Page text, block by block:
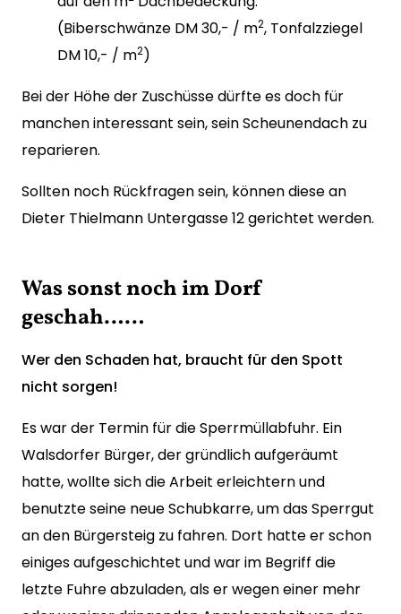
(Biberschwänze DM 30,- / m2, Tonfalzziegel
DM 10,- / m2)
Bei der Höhe der Zuschüsse dürfte es doch für
manchen interessant sein, sein Scheunendach zu
reparieren.
Sollten noch Rückfragen sein, können diese an
Dieter Thielmann Untergasse 12 gerichtet werden.
Was sonst noch im Dorf
geschah……
Wer den Schaden hat, braucht für den Spott
nicht sorgen!
Es war der Termin für die Sperrmüllabfuhr. Ein
Walsdorfer Bürger, der gründlich aufgeräumt
hatte, wollte sich die Arbeit erleichtern und
benutzte seine neue Schubkarre, um das Sperrgut
an den Bürgersteig zu fahren. Dort hatte er schon
einiges aufgeschichtet und war im Begriff die
letzte Fuhre abzuladen, als er wegen einer mehr